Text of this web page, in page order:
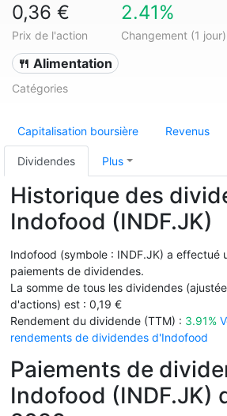
0,36 €
Prix de l'action
2.41%
Changement (1 jour)
🍴 Alimentation
Catégories
Capitalisation boursière Revenus
Dividendes Plus
Historique des
Indofood (INDF.JK)
Indofood (symbole : INDF.JK) a effectué
paiements de dividendes.
La somme de tous les dividendes
d'actions) est : 0,19 €
Rendement du dividende (TTM) : 3.91%
rendements de dividendes d'Indofood
Paiements de
Indofood (INDF.JK)